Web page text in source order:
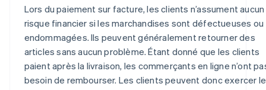
Lors du paiement sur facture, les clients n’assument aucun
risque financier si les marchandises sont défectueuses ou
endommagées. Ils peuvent généralement retourner des
articles sans aucun problème. Étant donné que les clients
paient après la livraison, les commerçants en ligne n’ont
besoin de rembourser. Les clients peuvent donc exercer